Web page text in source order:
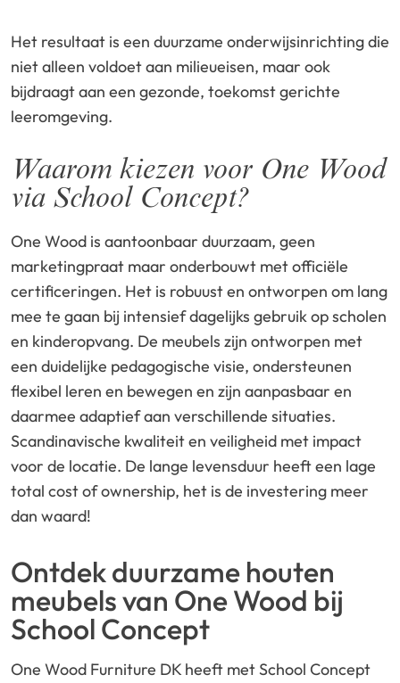
Het resultaat is een duurzame onderwijsinrichting die
niet alleen voldoet aan milieueisen, maar ook
bijdraagt aan een gezonde, toekomst gerichte
leeromgeving.
Waarom kiezen voor One Wood
via School Concept?
One Wood is aantoonbaar duurzaam, geen
marketingpraat maar onderbouwt met officiële
certificeringen. Het is robuust en ontworpen om lang
mee te gaan bij intensief dagelijks gebruik op scholen
en kinderopvang. De meubels zijn ontworpen met
een duidelijke pedagogische visie, ondersteunen
flexibel leren en bewegen en zijn aanpasbaar en
daarmee adaptief aan verschillende situaties.
Scandinavische kwaliteit en veiligheid met impact
voor de locatie. De lange levensduur heeft een lage
total cost of ownership, het is de investering meer
dan waard!
Ontdek duurzame houten
meubels van One Wood bij
School Concept
One Wood Furniture DK heeft met School Concept